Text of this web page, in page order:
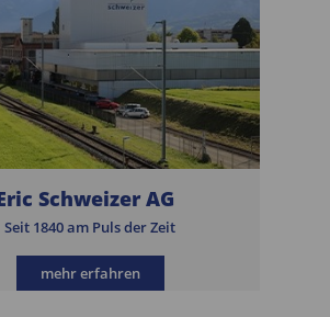
Schweizer AG
Seit 1840 am Puls der Zeit
mehr erfahren